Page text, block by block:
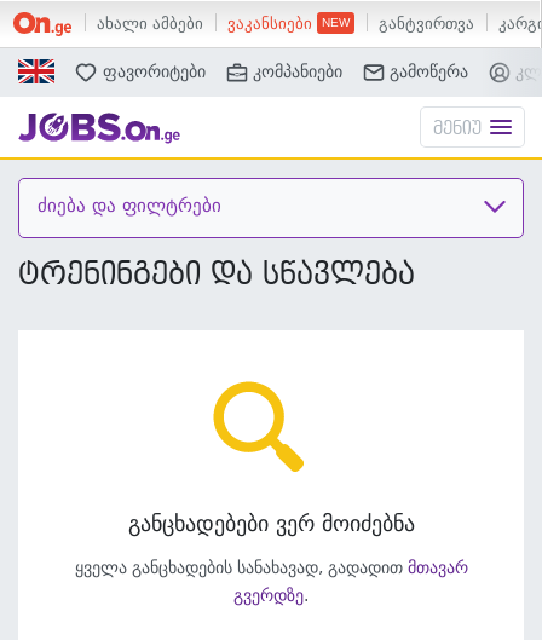
ახალი ამბები ვაკანსიები განტვირთვა
ძებნა
ფავორიტები კომპანიები გამოწერა
მენიუ
ძიება და ფილტრები
ტრენინგები და სწავლება
განცხადებები ვერ მოიძებნა
ყველა განცხადების სანახავად, გადადით მთავარ
გვერდზე.